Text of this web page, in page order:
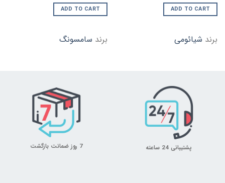
ADD TO CART
برند شیائومی
ADD TO CART
برند سامسونگ
پشتیبانی 24 ساعته 7 روز ضمانت بازگشت